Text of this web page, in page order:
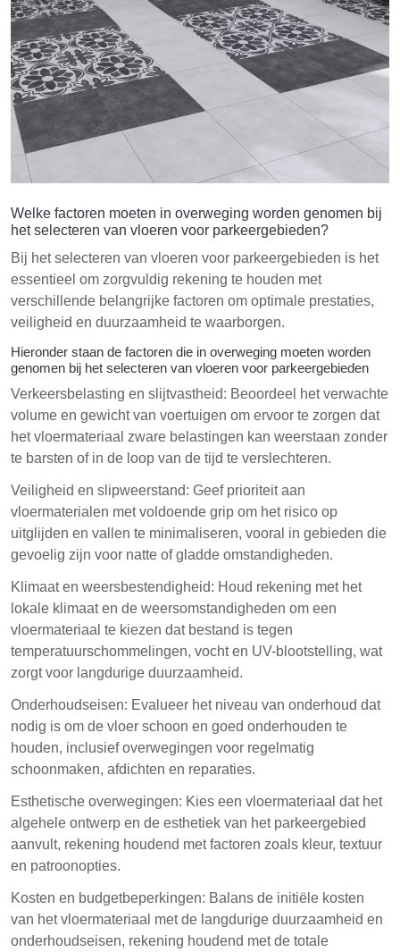
Welke factoren moeten in overweging worden genomen bij
het selecteren van vloeren voor parkeergebieden?
Bij het selecteren van vloeren voor parkeergebieden is het
essentieel om zorgvuldig rekening te houden met
verschillende belangrijke factoren om optimale prestaties,
veiligheid en duurzaamheid te waarborgen.
Hieronder staan de factoren die in overweging moeten worden
genomen bij het selecteren van vloeren voor parkeergebieden
Verkeersbelasting en slijtvastheid: Beoordeel het verwachte
volume en gewicht van voertuigen om ervoor te zorgen dat
het vloermateriaal zware belastingen kan weerstaan zonder
te barsten of in de loop van de tijd te verslechteren.
Veiligheid en slipweerstand: Geef prioriteit aan
vloermaterialen met voldoende grip om het risico op
uitglijden en vallen te minimaliseren, vooral in gebieden die
gevoelig zijn voor natte of gladde omstandigheden.
Klimaat en weersbestendigheid: Houd rekening met het
lokale klimaat en de weersomstandigheden om een
vloermateriaal te kiezen dat bestand is tegen
temperatuurschommelingen, vocht en UV-blootstelling, wat
zorgt voor langdurige duurzaamheid.
Onderhoudseisen: Evalueer het niveau van onderhoud dat
nodig is om de vloer schoon en goed onderhouden te
houden, inclusief overwegingen voor regelmatig
schoonmaken, afdichten en reparaties.
Esthetische overwegingen: Kies een vloermateriaal dat het
algehele ontwerp en de esthetiek van het parkeergebied
aanvult, rekening houdend met factoren zoals kleur, textuur
en patroonopties.
Kosten en budgetbeperkingen: Balans de initiële kosten
van het vloermateriaal met de langdurige duurzaamheid en
onderhoudseisen, rekening houdend met de totale